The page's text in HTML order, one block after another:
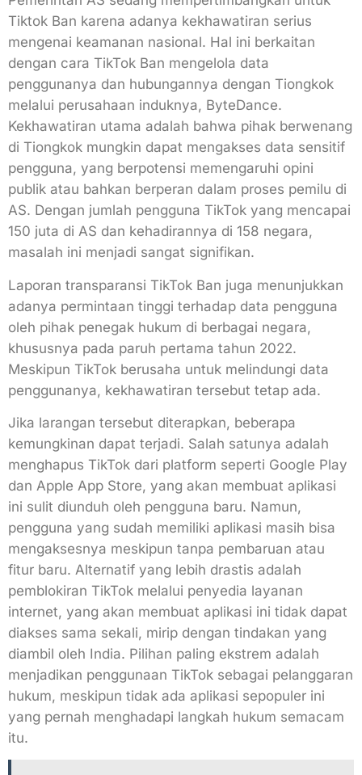
Tiktok Ban karena adanya kekhawatiran serius
mengenai keamanan nasional. Hal ini berkaitan
dengan cara TikTok Ban mengelola data
penggunanya dan hubungannya dengan Tiongkok
melalui perusahaan induknya, ByteDance.
Kekhawatiran utama adalah bahwa pihak berwenang
di Tiongkok mungkin dapat mengakses data sensitif
pengguna, yang berpotensi memengaruhi opini
publik atau bahkan berperan dalam proses pemilu di
AS. Dengan jumlah pengguna TikTok yang mencapai
150 juta di AS dan kehadirannya di 158 negara,
masalah ini menjadi sangat signifikan.
Laporan transparansi TikTok Ban juga menunjukkan
adanya permintaan tinggi terhadap data pengguna
oleh pihak penegak hukum di berbagai negara,
khususnya pada paruh pertama tahun 2022.
Meskipun TikTok berusaha untuk melindungi data
penggunanya, kekhawatiran tersebut tetap ada.
Jika larangan tersebut diterapkan, beberapa
kemungkinan dapat terjadi. Salah satunya adalah
menghapus TikTok dari platform seperti Google Play
dan Apple App Store, yang akan membuat aplikasi
ini sulit diunduh oleh pengguna baru. Namun,
pengguna yang sudah memiliki aplikasi masih bisa
mengaksesnya meskipun tanpa pembaruan atau
fitur baru. Alternatif yang lebih drastis adalah
pemblokiran TikTok melalui penyedia layanan
internet, yang akan membuat aplikasi ini tidak dapat
diakses sama sekali, mirip dengan tindakan yang
diambil oleh India. Pilihan paling ekstrem adalah
menjadikan penggunaan TikTok sebagai pelanggaran
hukum, meskipun tidak ada aplikasi sepopuler ini
yang pernah menghadapi langkah hukum semacam
itu.